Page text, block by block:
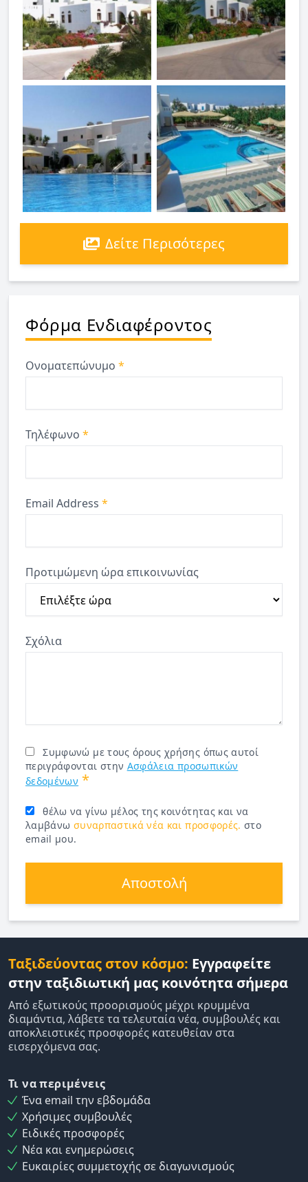
Δείτε Περισότερες
Φόρμα Ενδιαφέροντος
Ονοματεπώνυμο *
Τηλέφωνο *
Email Address *
Προτιμώμενη ώρα επικοινωνίας
Σχόλια
Συμφωνώ με τους όρους χρήσης όπως αυτοί
περιγράφονται στην Ασφάλεια προσωπικών
δεδομένων *
θέλω να γίνω μέλος της κοινότητας και να
λαμβάνω συναρπαστικά νέα και προσφορές. στο
email μου.
Αποστολή
Ταξιδεύοντας στον κόσμο: Εγγραφείτε
στην ταξιδιωτική μας κοινότητα σήμερα
Από εξωτικούς προορισμούς μέχρι κρυμμένα
διαμάντια, λάβετε τα τελευταία νέα, συμβουλές και
αποκλειστικές προσφορές κατευθείαν στα
εισερχόμενα σας.
Τι να περιμένεις
Ένα email την εβδομάδα
Χρήσιμες συμβουλές
Ειδικές προσφορές
Νέα και ενημερώσεις
Ευκαιρίες συμμετοχής σε διαγωνισμούς